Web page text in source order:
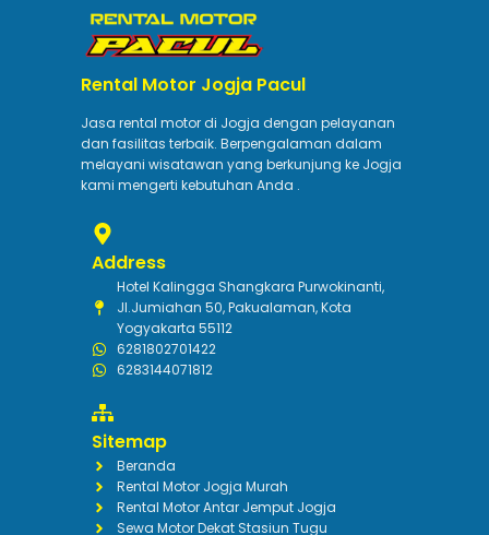
Rental Motor Jogja Pacul
Jasa rental motor di Jogja dengan pelayanan
dan fasilitas terbaik. Berpengalaman dalam
melayani wisatawan yang berkunjung ke Jogja
kami mengerti kebutuhan Anda .
Address
Hotel Kalingga Shangkara Purwokinanti,
Jl.Jumiahan 50, Pakualaman, Kota
Yogyakarta 55112
6281802701422
6283144071812
Sitemap
Beranda
Rental Motor Jogja Murah
Rental Motor Antar Jemput Jogja
Sewa Motor Dekat Stasiun Tugu